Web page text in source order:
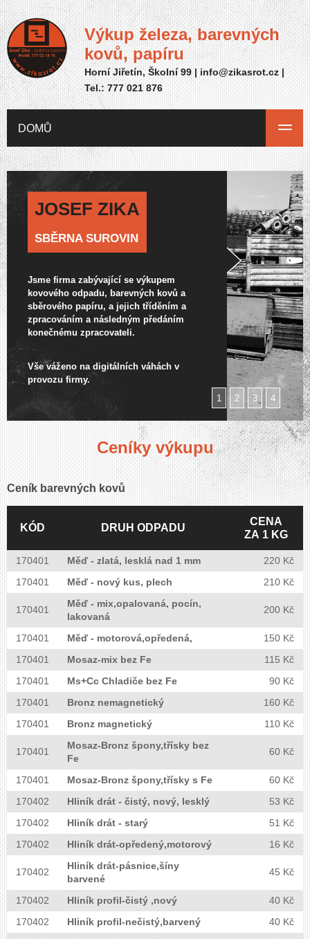
Výkup železa, barevných
kovů, papíru
Horní Jiřetín, Školní 99 |zc.torsakiz@ofni |
Tel.:777 021 876
DOMŮ
CENÍK FOTOGALERIE KONTAKT
JOSEF ZIKA
SBĚRNA SUROVIN
Jsme firma zabývající se výkupem
kovového odpadu, barevných kovů a
sběrového papíru, a jejich tříděním a
zpracováním a následným předáním
konečnému zpracovateli.
Vše váženo na digitálních váhách v
provozu firmy.
JOSEF ZIKA
SBĚRNA SUROVIN
Provoz
Pondělí - Pátek: 8:00-17:00
Sobota :
8:00-15:00
JOSEF ZIKA
SBĚRNA SUROVIN
Pro přepravu těžkých břemen
máme vlastní techniku.
Nezáleží na tom jak těžký sběr k nám
přivezete. S naší technikou váš náklad
převezeme na váhu a pak ho uložíme do
připravených kontejnerů.
1 2 3 4
Ceníky výkupu
Ceník barevných kovů
KÓD DRUH ODPADU
CENA
ZA 1 KG
170401 Měď - zlatá, lesklá nad 1 mm
220 Kč
170401
Měď - nový kus, plech 210 Kč
170401
Měď - mix,opalovaná, pocín,
lakovaná
200 Kč
170401 Měď - motorová,opředená,
150 Kč
170401
Mosaz-mix bez Fe
115 Kč
170401
Ms+Cc Chladiče bez Fe
90 Kč
170401
Bronz nemagnetický
160 Kč
170401
Bronz magnetický 110 Kč
170401
Mosaz-Bronz špony,třísky bez
Fe
60 Kč
170401 Mosaz-Bronz špony,třísky s Fe
60 Kč
170402
Hliník drát - čistý, nový, lesklý
53 Kč
170402
Hliník drát - starý
51 Kč
170402
Hliník drát-opředený,motorový 16 Kč
170402
Hliník drát-pásnice,šíny
barvené
45 Kč
170402 Hliník profil-čistý ,nový
40 Kč
170402
Hliník profil-nečistý,barvený
40 Kč